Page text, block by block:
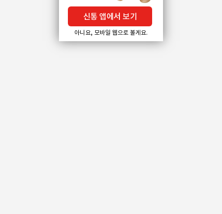
신통 앱에서 보기
아니요, 모바일 웹으로 볼게요.